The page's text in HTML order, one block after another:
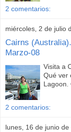
2 comentarios:
miércoles, 2 de julio
Cairns
Marzo-08
Visita a
Qué ver
Lagoon.
2 comentarios:
lunes, 16 de junio de